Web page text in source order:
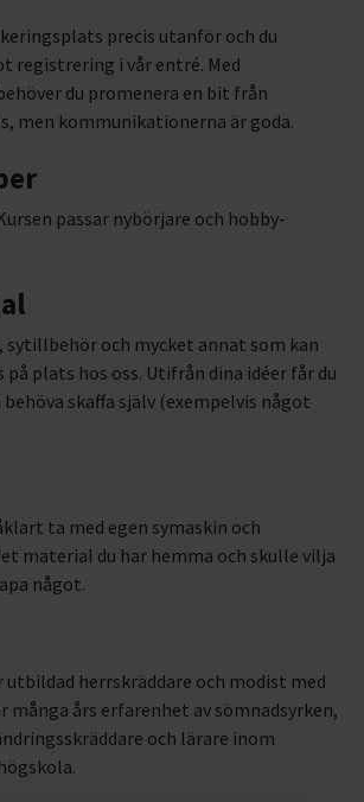
precis utanför och du
registrering i vår entré. Med
du promenera en bit från
men kommunikationerna är goda.
passar nybörjare och hobby-
sytillbehör och mycket annat som kan
plats hos oss. Utifrån dina idéer får du
behöva skaffa själv (exempelvis något
ta med egen symaskin och
material du har hemma och skulle vilja
något.
herrskräddare och modist med
många års erfarenhet av sömnadsyrken,
och lärare inom